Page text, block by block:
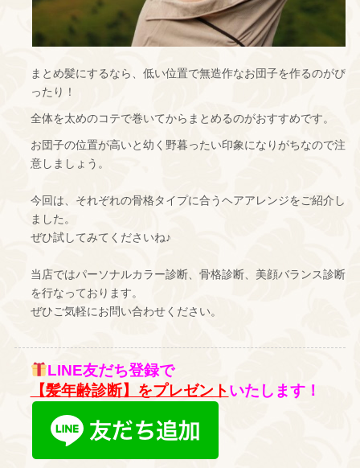
まとめ髪にするなら、低い位置で無造作なお団子を作るのがぴ
ったり！
全体を太めのコテで巻いてからまとめるのがおすすめです。
お団子の位置が高いと幼く野暮ったい印象になりがちなので注
意しましょう。
今回は、それぞれの骨格タイプに合うヘアアレンジをご紹介し
ました。
ぜひ試してみてくださいね♪
当店ではパーソナルカラー診断、骨格診断、美顔バランス診断
を行なっております。
ぜひご気軽にお問い合わせください。
LINE友だち登録で
【髪年齢診断】をプレゼントいたします！